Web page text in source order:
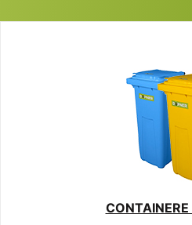
CONTAINERE